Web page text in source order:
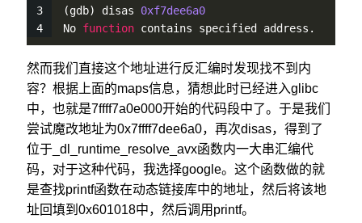
(gdb) disas 0xf7dee6a0
No function contains specified address.
然而我们直接这个地址进行反汇编时发现找不到内
容？根据上面的maps信息，猜想此时已经进入glibc
中，也就是7ffff7a0e000开始的代码段中了。于是我们
尝试魔改地址为0x7ffff7dee6a0，再次disas，得到了
位于_dl_runtime_resolve_avx函数内一大串汇编代
码，对于这种代码，我选择google。这个函数做的就
是查找printf函数在动态链接库中的地址，然后将该地
址回填到0x601018中，然后调用printf。